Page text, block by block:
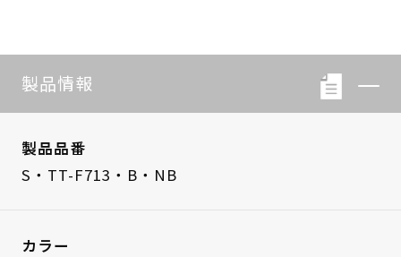
製品情報
製品品番
S・TT-F713・B・NB
カラー